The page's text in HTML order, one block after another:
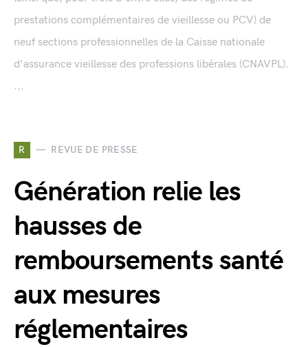
prestations complémentaires de vieillesse ou PCV) de
neuf sections professionnelles de la Caisse nationale
d'assurance vieillesse des professions libérales (CNAVPL).
...
R REVUE DE PRESSE
Génération relie les
hausses de
remboursements santé
aux mesures
réglementaires